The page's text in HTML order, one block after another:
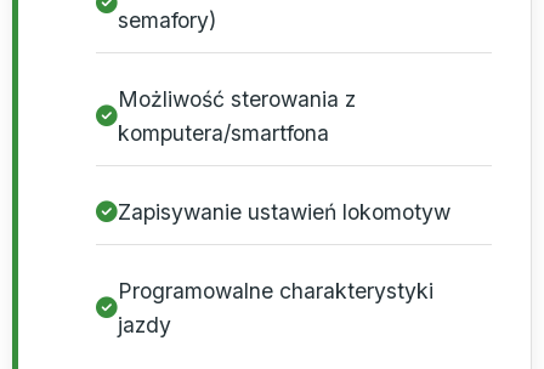
semafory)
Możliwość sterowania z
komputera/smartfona
Zapisywanie ustawień lokomotyw
Programowalne charakterystyki
jazdy